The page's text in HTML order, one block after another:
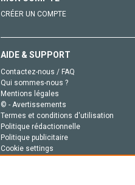
CRÉER UN COMPTE
AIDE & SUPPORT
Contactez-nous / FAQ
Qui sommes-nous ?
Mentions légales
© - Avertissements
Termes et conditions d'utilisation
Politique rédactionnelle
Politique publicitaire
Cookie settings